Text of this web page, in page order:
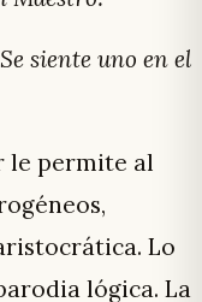
siente uno en el
le permite al
Lo
lógica. La